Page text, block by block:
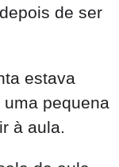
de ser
estava
pequena
à aula.